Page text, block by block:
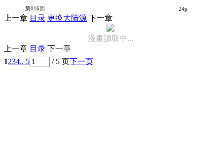
第016回 24p
上一章 目录 更换大陆源 下一章
漫畫讀取中...
上一章 目录 下一章
1234.. 5 / 5 页下一页